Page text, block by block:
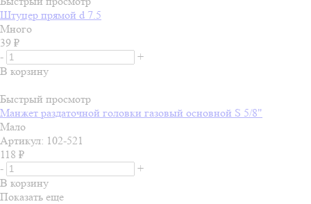
Штуцер прямой d 7.5
Много
39 ₽
-
+
В корзину
Быстрый просмотр
Манжет раздаточной головки газовый основной S 5/8"
Мало
Артикул: 102-521
118 ₽
-
+
В корзину
Показать еще